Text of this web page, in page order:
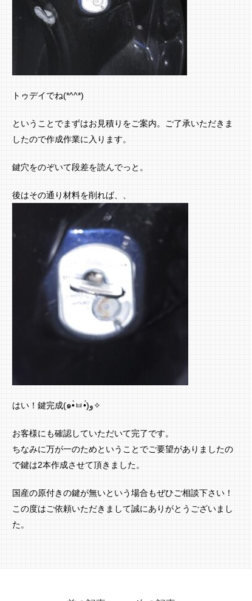
トゥデイでね(*^^*)
ということでまずはお見積りをご案内。ご了承いただきま
したので作成作業に入ります。
鍵穴をのぞいて段差を読んでっと。
後はその通り材料を削れば、、
はい！鍵完成(๑•̀ㅂ•́)و✧
お客様にも確認していただいて完了です。
ちなみに万が一のためということでご要望がありましたの
で鍵は2本作成させて頂きました。
国産の原付きの鍵が無いという場合もぜひご相談下さい！
この度はご依頼いただきまして誠にありがとうございまし
た。